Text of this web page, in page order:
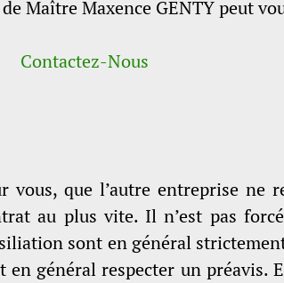
Maître Maxence GENTY peut
Contactez-Nous
vous, que l’autre entreprise ne
au plus vite. Il n’est pas
sont en général
général respecter un préavis.